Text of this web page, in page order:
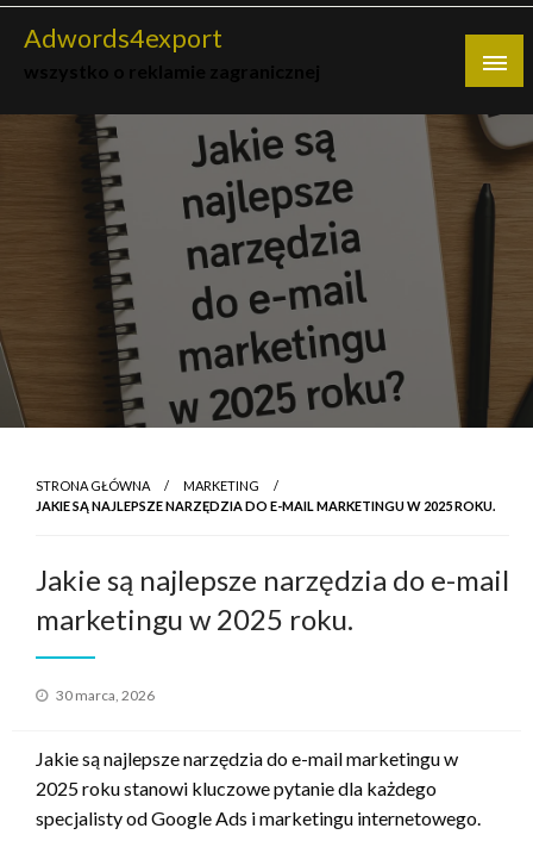
Skip
Adwords4export
STRONA GŁÓWNA
MARKETING
JAKIE SĄ NAJLEPSZE NARZĘDZIA DO E-MAIL MARKETINGU W 2025 ROKU.
Jakie są najlepsze narzędzia do e-mail
marketingu w 2025 roku.
Opublikowane
30 marca, 2026
Jakie są najlepsze narzędzia do e-mail marketingu w
2025 roku stanowi kluczowe pytanie dla każdego
specjalisty od Google Ads i marketingu internetowego.